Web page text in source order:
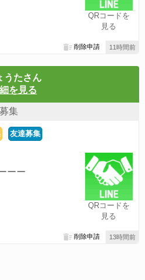
QRコードを
見る
11時間前
削除申請
うたさん
を見る
集
友達募集
QRコードを
見る
ーー
13時間前
削除申請